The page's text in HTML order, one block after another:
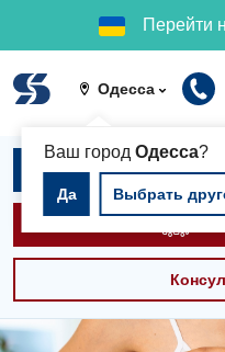
Перейти
Одесса
Ваш город Одесса?
Да Выбрать